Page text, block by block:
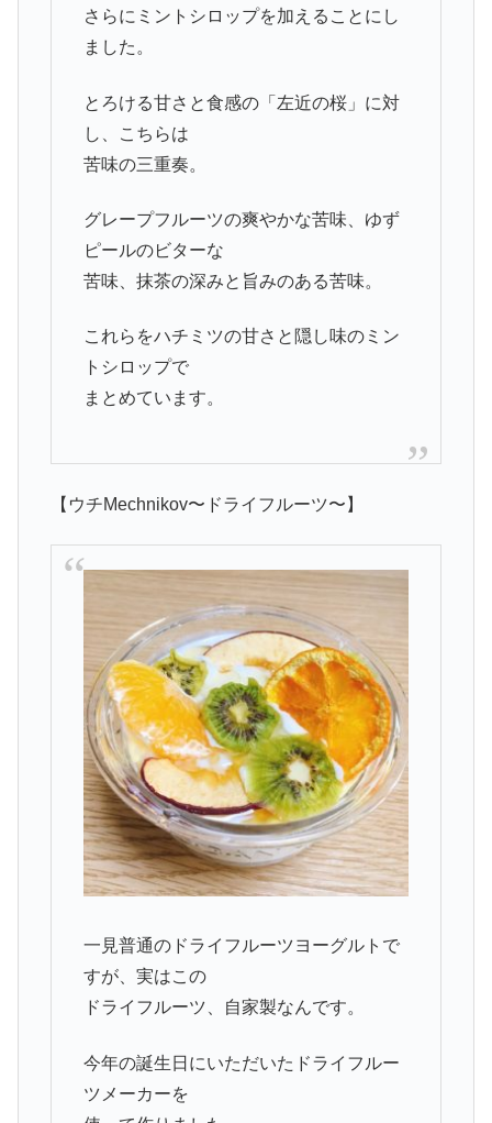
さらにミントシロップを加えることにし
ました。
とろける甘さと食感の「左近の桜」に対
し、こちらは
苦味の三重奏。
グレープフルーツの爽やかな苦味、ゆず
ピールのビターな
苦味、抹茶の深みと旨みのある苦味。
これらをハチミツの甘さと隠し味のミン
トシロップで
まとめています。
【ウチMechnikov〜ドライフルーツ〜】
一見普通のドライフルーツヨーグルトで
すが、実はこの
ドライフルーツ、自家製なんです。
今年の誕生日にいただいたドライフルー
ツメーカーを